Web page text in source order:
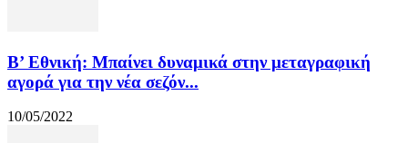
Β’ Εθνική: Μπαίνει δυναμικά στην μεταγραφική
αγορά για την νέα σεζόν...
10/05/2022